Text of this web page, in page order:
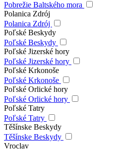
Pobrežie Baltského mora
Polanica Zdrój
Polanica Zdrój
Poľské Beskydy
Poľské Beskydy
Poľské Jizerské hory
Poľské Jizerské hory
Poľské Krkonoše
Poľské Krkonoše
Poľské Orlické hory
Poľské Orlické hory
Poľské Tatry
Poľské Tatry
Těšínske Beskydy
Těšínske Beskydy
Vroclav